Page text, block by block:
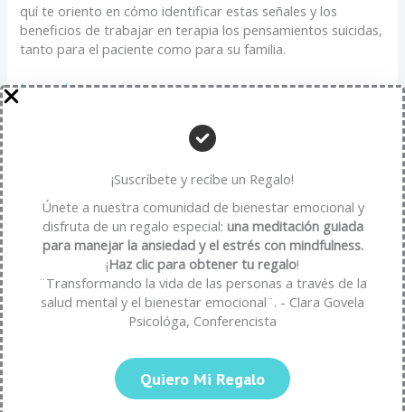
¡Suscríbete y recíbe un Regalo!
Únete a nuestra comunidad de bienestar emocional y
disfruta de un regalo especial: una meditación guiada
para manejar la ansiedad y el estrés con mindfulness.
¡Haz clic para obtener tu regalo!
¨Transformando la vida de las personas a través de la
salud mental y el bienestar emocional¨. - Clara Govela
Psicológa, Conferencista
Quiero Mi Regalo
quí te oriento en cómo identificar estas señales y los
beneficios de trabajar en terapia los pensamientos suicidas,
tanto para el paciente como para su familia.
Leer más »
¿Cómo Puede el Liderazgo
Liderazgo
Femenino
Empresa
Ganar